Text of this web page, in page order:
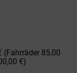
(Fahrräder 85,00
€)